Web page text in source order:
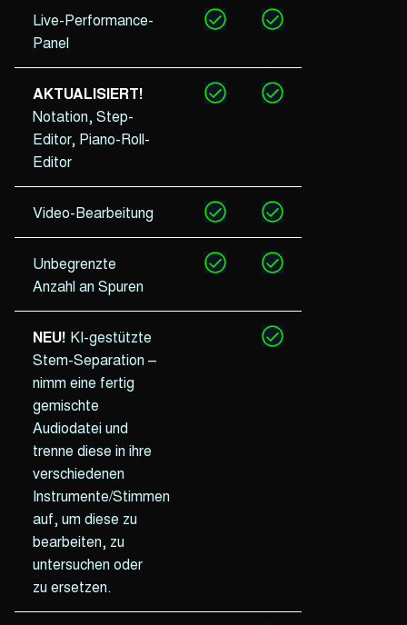
Live-Performance-
Panel
AKTUALISIERT!
Notation, Step-
Editor, Piano-Roll-
Editor
Video-Bearbeitung
Unbegrenzte
Anzahl an Spuren
NEU! KI-gestützte
Stem-Separation –
nimm eine fertig
gemischte
Audiodatei und
trenne diese in ihre
verschiedenen
Instrumente/Stimmen
auf, um diese zu
bearbeiten, zu
untersuchen oder
zu ersetzen.